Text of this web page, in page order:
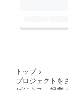
トップ >
プロジェクトを